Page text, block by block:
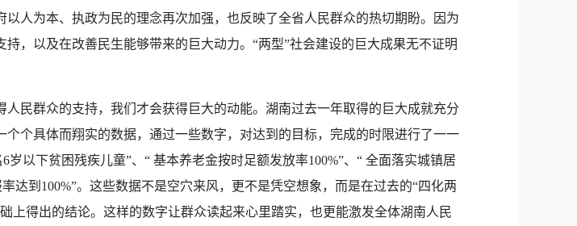
人为本、执政为民的理念再次加强，也反映了全省人民群众的热切期盼。因为
，以及在改善民生能够带来的巨大动力。“两型”社会建设的巨大成果无不证明
民群众的支持，我们才会获得巨大的动能。湖南过去一年取得的巨大成就充分
个具体而翔实的数据，通过一些数字，对达到的目标，完成的时限进行了一一
以下贫困残疾儿童”、“ 基本养老金按时足额发放率100%”、“ 全面落实城镇居
达到100%”。这些数据不是空穴来风，更不是凭空想象，而是在过去的“四化两
上得出的结论。这样的数字让群众读起来心里踏实，也更能激发全体湖南人民